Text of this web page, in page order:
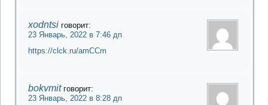
xodntsi говорит:
23 Январь, 2022 в 7:46 дп
https://clck.ru/amCCm
bokvmit говорит:
23 Январь, 2022 в 8:28 дп